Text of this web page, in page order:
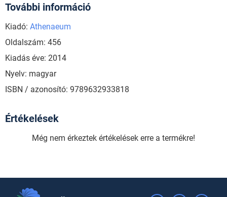
További információ
Kiadó: Athenaeum
Oldalszám: 456
Kiadás éve: 2014
Nyelv: magyar
ISBN / azonosító: 9789632933818
Értékelések
Még nem érkeztek értékelések erre a termékre!